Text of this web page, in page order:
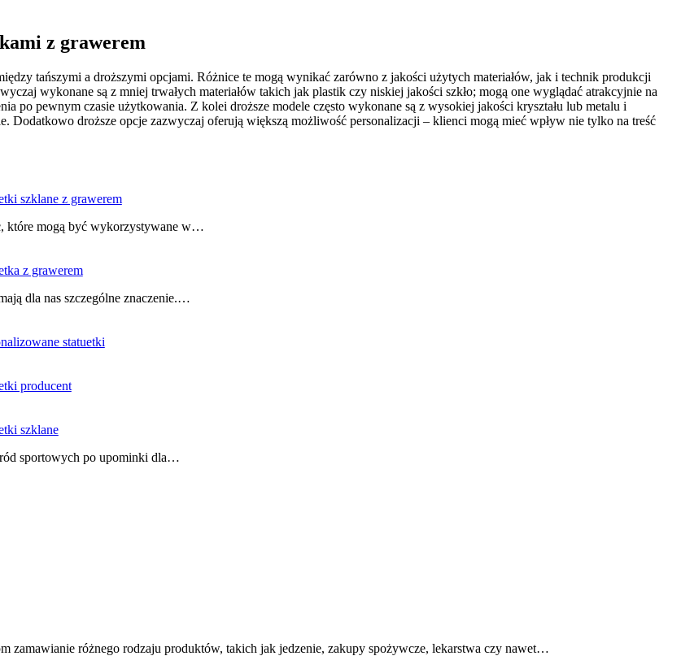
z grawerem
tańszymi a droższymi opcjami. Różnice te mogą wynikać zarówno z jakości użytych materiałów, jak i technik produkcji
wykonane są z mniej trwałych materiałów takich jak plastik czy niskiej jakości szkło; mogą one wyglądać atrakcyjnie na
po pewnym czasie użytkowania. Z kolei droższe modele często wykonane są z wysokiej jakości kryształu lub metalu i
Dodatkowo droższe opcje zazwyczaj oferują większą możliwość personalizacji – klienci mogą mieć wpływ nie tylko na treść
szklane z grawerem
które mogą być wykorzystywane w…
z grawerem
dla nas szczególne znaczenie.…
statuetki
producent
szklane
sportowych po upominki dla…
różnego rodzaju produktów, takich jak jedzenie, zakupy spożywcze, lekarstwa czy nawet…